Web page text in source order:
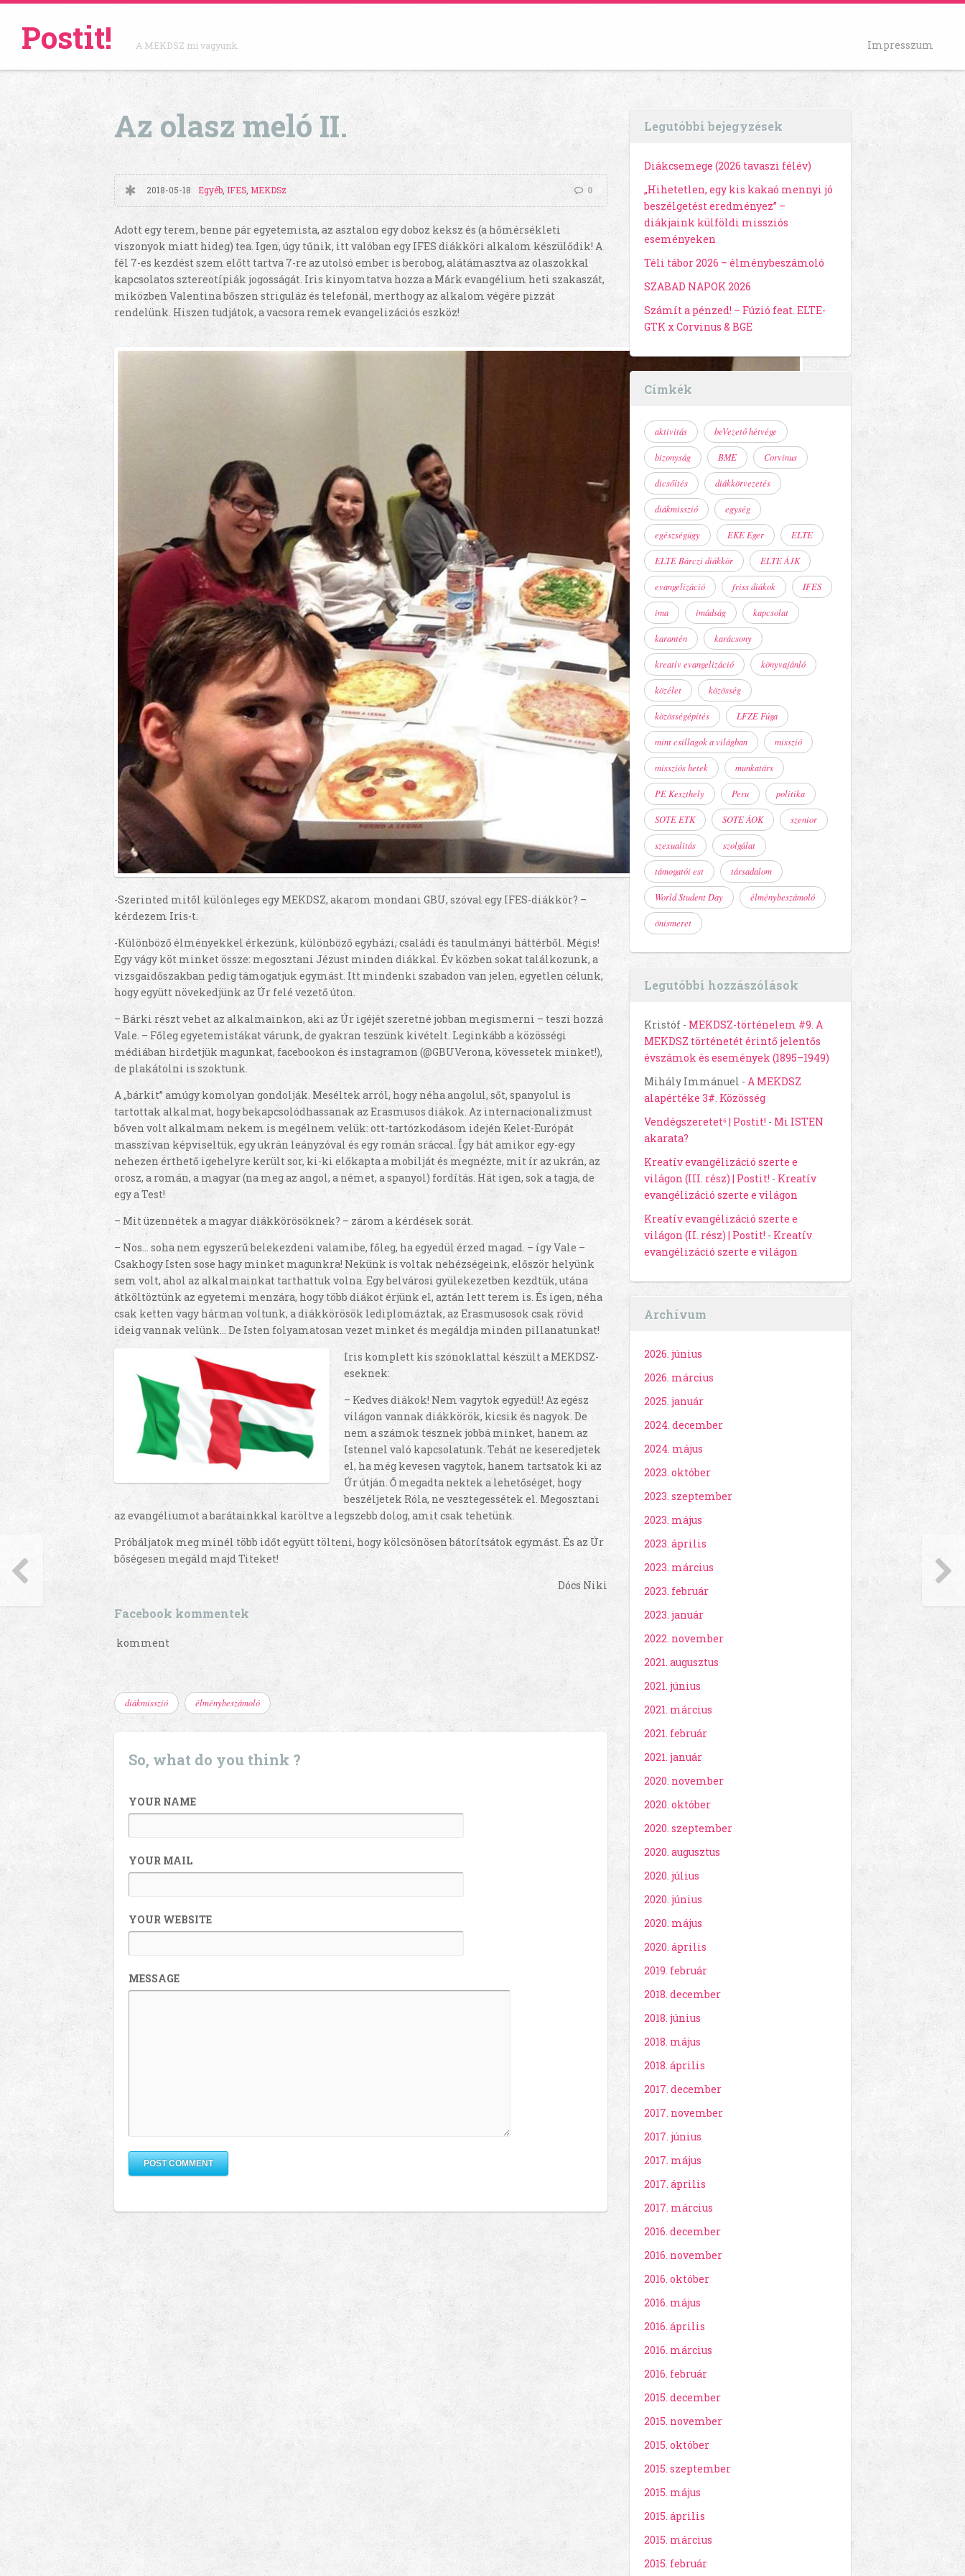
Postit! A MEKDSZ mi vagyunk. Impresszum
Az olasz meló II.
2018-05-18 Egyéb, IFES, MEKDSz 0
Adott egy terem, benne pár egyetemista, az asztalon egy doboz keksz és (a hőmérsékleti
viszonyok miatt hideg) tea. Igen, úgy tűnik, itt valóban egy IFES diákköri alkalom készülődik! A
fél 7-es kezdést szem előtt tartva 7-re az utolsó ember is berobog, alátámasztva az olaszokkal
kapcsolatos sztereotípiák jogosságát. Iris kinyomtatva hozza a Márk evangélium heti szakaszát,
miközben Valentina bőszen striguláz és telefonál, merthogy az alkalom végére pizzát
rendelünk. Hiszen tudjátok, a vacsora remek evangelizációs eszköz!
-Szerinted mitől különleges egy MEKDSZ, akarom mondani GBU, szóval egy IFES-diákkör? –
kérdezem Iris-t.
-Különböző élményekkel érkezünk, különböző egyházi, családi és tanulmányi háttérből. Mégis!
Egy vágy köt minket össze: megosztani Jézust minden diákkal. Év közben sokat találkozunk, a
vizsgaidőszakban pedig támogatjuk egymást. Itt mindenki szabadon van jelen, egyetlen célunk,
hogy együtt növekedjünk az Úr felé vezető úton.
– Bárki részt vehet az alkalmainkon, aki az Úr igéjét szeretné jobban megismerni – teszi hozzá
Vale. – Főleg egyetemistákat várunk, de gyakran teszünk kivételt. Leginkább a közösségi
médiában hirdetjük magunkat, facebookon és instagramon (@GBUVerona, kövessetek minket!),
de plakátolni is szoktunk.
A „bárkit” amúgy komolyan gondolják. Meséltek arról, hogy néha angolul, sőt, spanyolul is
tartottak alkalmat, hogy bekapcsolódhassanak az Erasmusos diákok. Az internacionalizmust
bőven volt alkalmam nekem is megélnem velük: ott-tartózkodásom idején Kelet-Európát
masszívan képviseltük, egy ukrán leányzóval és egy román sráccal. Így hát amikor egy-egy
nehezen érthető igehelyre került sor, ki-ki előkapta a mobilját és megnézte, mit ír az ukrán, az
orosz, a román, a magyar (na meg az angol, a német, a spanyol) fordítás. Hát igen, sok a tagja, de
egy a Test!
– Mit üzennétek a magyar diákkörösöknek? – zárom a kérdések sorát.
– Nos… soha nem egyszerű belekezdeni valamibe, főleg, ha egyedül érzed magad. – így Vale –
Csakhogy Isten sose hagy minket magunkra! Nekünk is voltak nehézségeink, először helyünk
sem volt, ahol az alkalmainkat tarthattuk volna. Egy belvárosi gyülekezetben kezdtük, utána
átköltöztünk az egyetemi menzára, hogy több diákot érjünk el, aztán lett terem is. És igen, néha
csak ketten vagy hárman voltunk, a diákkörösök lediplomáztak, az Erasmusosok csak rövid
ideig vannak velünk… De Isten folyamatosan vezet minket és megáldja minden pillanatunkat!
Iris komplett kis szónoklattal készült a MEKDSZ-
eseknek:
– Kedves diákok! Nem vagytok egyedül! Az egész
világon vannak diákkörök, kicsik és nagyok. De
nem a számok tesznek jobbá minket, hanem az
Istennel való kapcsolatunk. Tehát ne keseredjetek
el, ha még kevesen vagytok, hanem tartsatok ki az
Úr útján. Ő megadta nektek a lehetőséget, hogy
beszéljetek Róla, ne vesztegessétek el. Megosztani
az evangéliumot a barátainkkal karöltve a legszebb dolog, amit csak tehetünk.
Próbáljatok meg minél több időt együtt tölteni, hogy kölcsönösen bátorítsátok egymást. És az Úr
bőségesen megáld majd Titeket!
Dócs Niki
Facebook kommentek
komment
diákmisszió élménybeszámoló
So, what do you think ?
YOUR NAME
YOUR MAIL
YOUR WEBSITE
MESSAGE
Legutóbbi bejegyzések
Diákcsemege (2026 tavaszi félév)
„Hihetetlen, egy kis kakaó mennyi jó
beszélgetést eredményez” –
diákjaink külföldi missziós
eseményeken
Téli tábor 2026 – élménybeszámoló
SZABAD NAPOK 2026
Számít a pénzed! – Fúzió feat. ELTE-
GTK x Corvinus & BGE
Címkék
aktivitás beVezető hétvége
bizonyság BME Corvinus
dicsőítés diákkörvezetés
diákmisszió egység
egészségügy EKE Eger ELTE
ELTE Bárczi diákkör ELTE ÁJK
evangelizáció friss diákok IFES
ima imádság kapcsolat
karantén karácsony
kreatív evangelizáció könyvajánló
közélet közösség
közösségépítés LFZE Fúga
mint csillagok a világban misszió
missziós hetek munkatárs
PE Keszthely Peru politika
SOTE ETK SOTE ÁOK szenior
szexualitás szolgálat
támogatói est társadalom
World Student Day élménybeszámoló
önismeret
Legutóbbi hozzászólások
Kristóf - MEKDSZ-történelem #9. A
MEKDSZ történetét érintő jelentős
évszámok és események (1895–1949)
Mihály Immánuel -A MEKDSZ
alapértéke 3#. Közösség
Vendégszeretet⁶ | Postit! - Mi ISTEN
akarata?
Kreatív evangélizáció szerte e
világon (III. rész) | Postit! - Kreatív
evangélizáció szerte e világon
Kreatív evangélizáció szerte e
világon (II. rész) | Postit! - Kreatív
evangélizáció szerte e világon
Archívum
2026. június
2026. március
2025. január
2024. december
2024. május
2023. október
2023. szeptember
2023. május
2023. április
2023. március
2023. február
2023. január
2022. november
2021. augusztus
2021. június
2021. március
2021. február
2021. január
2020. november
2020. október
2020. szeptember
2020. augusztus
2020. július
2020. június
2020. május
2020. április
2019. február
2018. december
2018. június
2018. május
2018. április
2017. december
2017. november
2017. június
2017. május
2017. április
2017. március
2016. december
2016. november
2016. október
2016. május
2016. április
2016. március
2016. február
2015. december
2015. november
2015. október
2015. szeptember
2015. május
2015. április
2015. március
2015. február